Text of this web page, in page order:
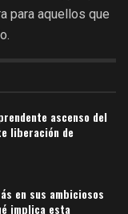
para aquellos que
ascenso del
liberación de
en sus ambiciosos
implica esta